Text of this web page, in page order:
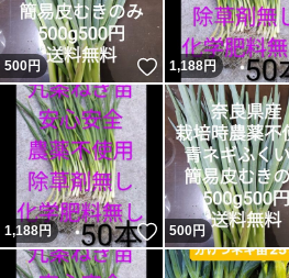
500円 いいね！
1,188円
1,188円 いいね！
500円